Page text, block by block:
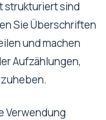
strukturiert sind
Sie Überschriften
und machen
Aufzählungen,
Verwendung